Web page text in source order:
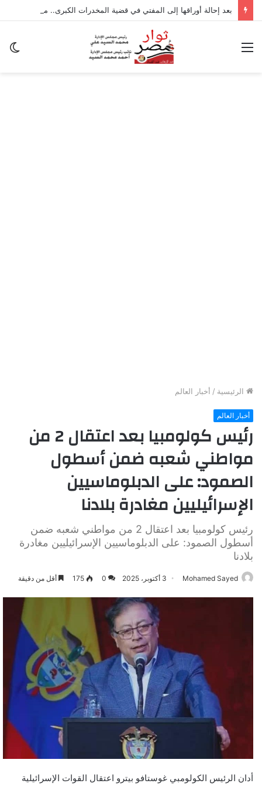
القائمة
الرئيسية / أخبار العالم
أخبار العالم
رئيس كولومبيا بعد اعتقال 2 من
مواطني شعبه ضمن أسطول
الصمود: على الدبلوماسيين
الإسرائيليين مغادرة بلادنا
رئيس كولومبيا بعد اعتقال 2 من مواطني شعبه ضمن
أسطول الصمود: على الدبلوماسيين الإسرائيليين مغادرة
بلادنا
Mohamed Sayed 3 أكتوبر، 2025 0
175 أقل من دقيقة
أدان الرئيس الكولومبي غوستافو بيترو اعتقال القوات الإسرائيلية